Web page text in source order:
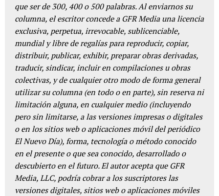
que ser de 300, 400 o 500 palabras. Al enviarnos su
columna, el escritor concede a GFR Media una licencia
exclusiva, perpetua, irrevocable, sublicenciable,
mundial y libre de regalías para reproducir, copiar,
distribuir, publicar, exhibir, preparar obras derivadas,
traducir, sindicar, incluir en compilaciones u obras
colectivas, y de cualquier otro modo de forma general
utilizar su columna (en todo o en parte), sin reserva ni
limitación alguna, en cualquier medio (incluyendo
pero sin limitarse, a las versiones impresas o digitales
o en los sitios web o aplicaciones móvil del periódico
El Nuevo Día), forma, tecnología o método conocido
en el presente o que sea conocido, desarrollado o
descubierto en el futuro. El autor acepta que GFR
Media, LLC, podría cobrar a los suscriptores las
versiones digitales, sitios web o aplicaciones móviles